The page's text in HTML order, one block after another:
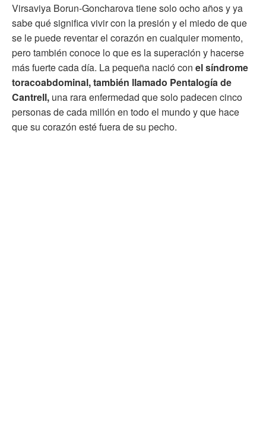
Virsaviya Borun-Goncharova tiene solo ocho años y ya
sabe qué significa vivir con la presión y el miedo de que
se le puede reventar el corazón en cualquier momento,
pero también conoce lo que es la superación y hacerse
más fuerte cada día. La pequeña nació con el síndrome
toracoabdominal, también llamado Pentalogía de
Cantrell, una rara enfermedad que solo padecen cinco
personas de cada millón en todo el mundo y que hace
que su corazón esté fuera de su pecho.